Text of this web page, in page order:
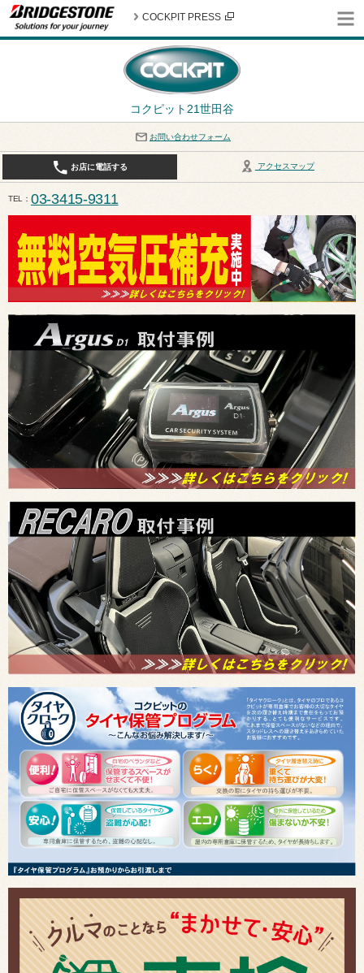
コクピット21世田谷
COCKPIT PRESS
お問い合わせフォーム
アクセスマップ
お店に電話する
TEL 03-3415-9311
平日10:30〜19:00 作業受付終了は17:30になります。 / 定休日：8月定休日は火曜日、水曜日とな
ます。ご注意ください。